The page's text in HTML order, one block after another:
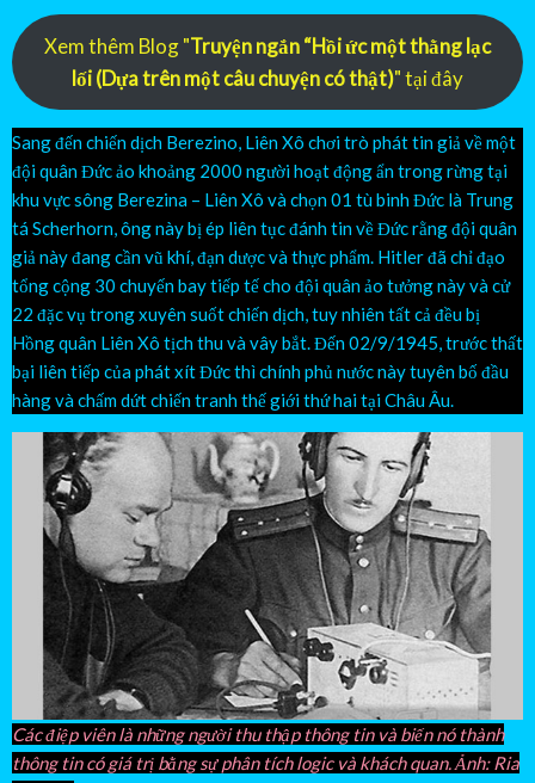
Xem thêm Blog "Truyện ngắn “Hồi ức một thằng lạc
lối (Dựa trên một câu chuyện có thật)" tại đây
Sang đến chiến dịch Berezino, Liên Xô chơi trò phát tin giả về một
đội quân Đức ảo khoảng 2000 người hoạt động ẩn trong rừng tại
khu vực sông Berezina – Liên Xô và chọn 01 tù binh Đức là Trung
tá Scherhorn, ông này bị ép liên tục đánh tin về Đức rằng đội quân
giả này đang cần vũ khí, đạn dược và thực phẩm. Hitler đã chỉ đạo
tổng cộng 30 chuyến bay tiếp tế cho đội quân ảo tưởng này và cử
22 đặc vụ trong xuyên suốt chiến dịch, tuy nhiên tất cả đều bị
Hồng quân Liên Xô tịch thu và vây bắt. Đến 02/9/1945, trước thất
bại liên tiếp của phát xít Đức thì chính phủ nước này tuyên bố đầu
hàng và chấm dứt chiến tranh thế giới thứ hai tại Châu Âu.
Các điệp viên là những người thu thập thông tin và biến nó thành
thông tin có giá trị bằng sự phân tích logic và khách quan. Ảnh: Ria